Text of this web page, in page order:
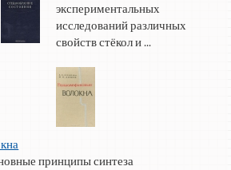
экспериментальных
исследований различных
свойств стёкол и ...
принципы синтеза